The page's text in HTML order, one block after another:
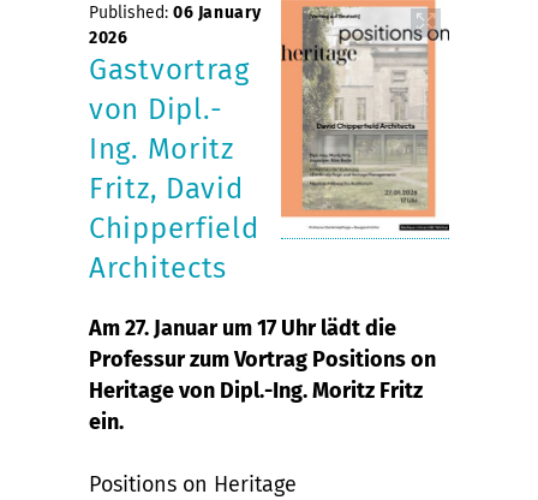
Published: 06 January
2026
Gastvortrag
von Dipl.-
Ing. Moritz
Fritz, David
Chipperfield
Architects
Am 27. Januar um 17 Uhr lädt die
Professur zum Vortrag Positions on
Heritage von Dipl.-Ing. Moritz Fritz
ein.
Positions on Heritage